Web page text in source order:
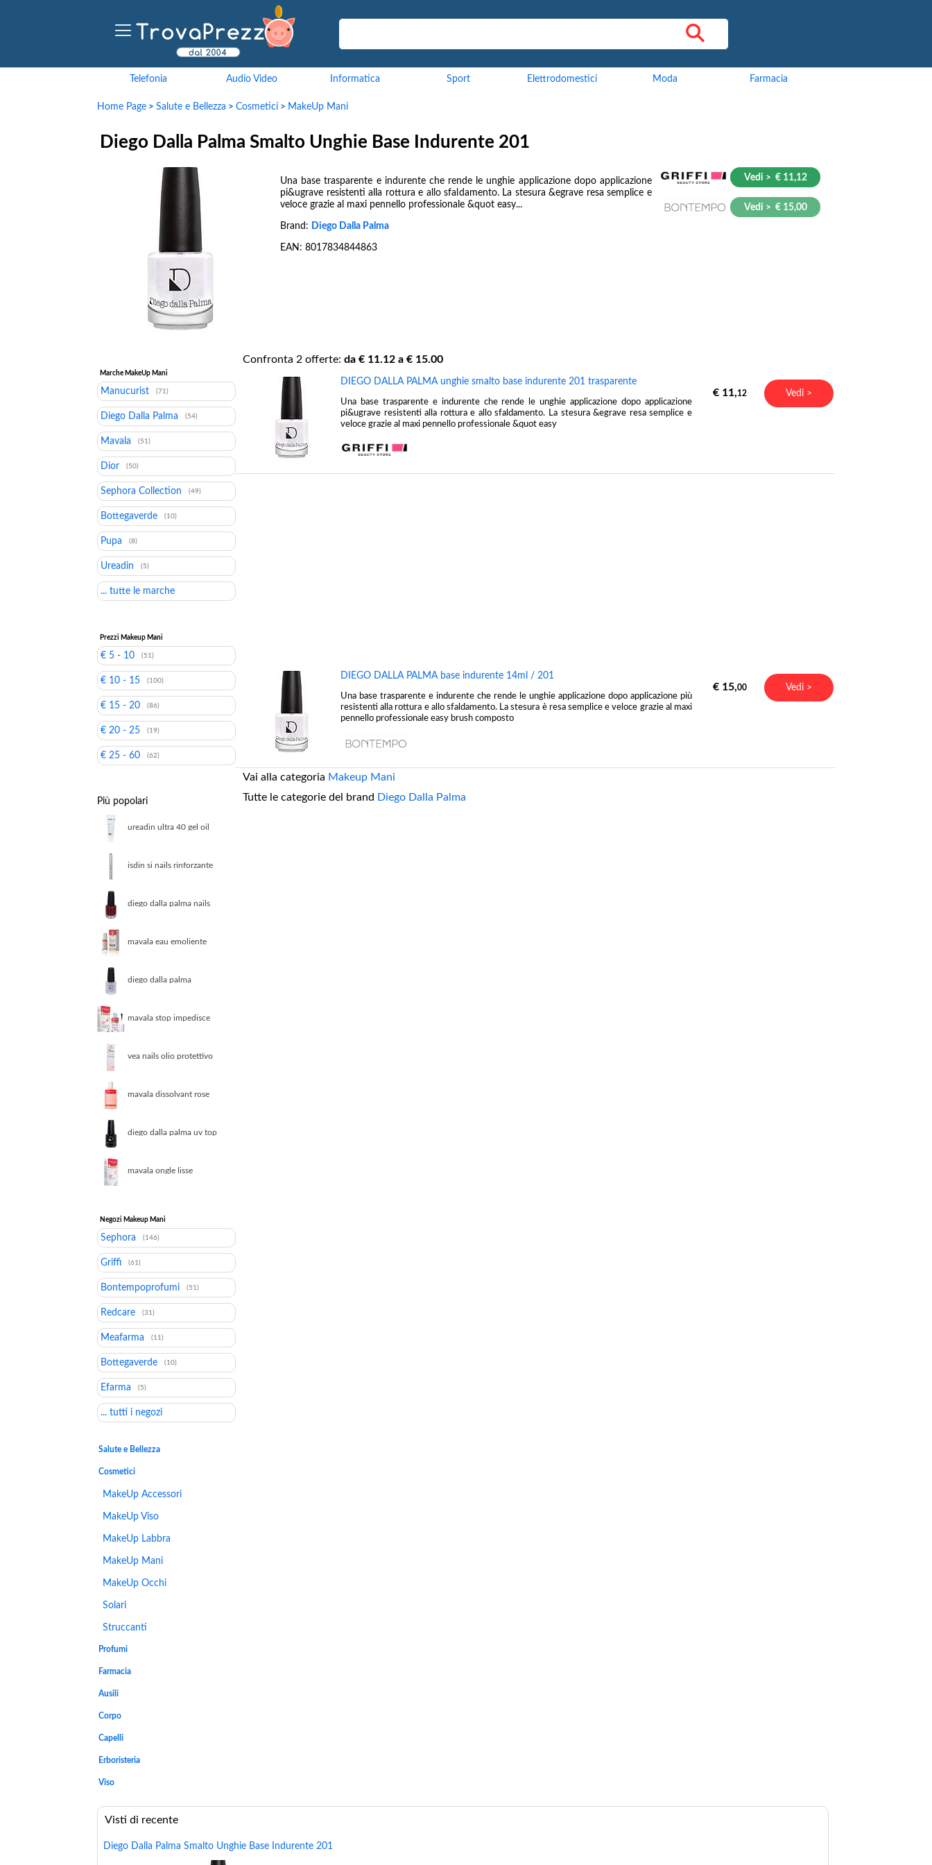
Telefonia Audio Video Informatica Sport Elettrodomestici Moda Farmacia
Home Page > Salute e Bellezza > Cosmetici > MakeUp Mani
Diego Dalla Palma Smalto Unghie Base Indurente 201
Una base trasparente e indurente che rende le unghie applicazione dopo applicazione
pi&ugrave resistenti alla rottura e allo sfaldamento. La stesura &egrave resa semplice e
veloce grazie al maxi pennello professionale &quot easy...
Brand: Diego Dalla Palma
EAN: 8017834844863
Vedi > € 11,12
Vedi > € 15,00
Marche MakeUp Mani
Manucurist (71)
Diego Dalla Palma (54)
Mavala (51)
Dior (50)
Sephora Collection (49)
Bottegaverde (10)
Pupa (8)
Ureadin (5)
... tutte le marche
Prezzi Makeup Mani
€ 5 - 10 (51)
€ 10 - 15 (100)
€ 15 - 20 (86)
€ 20 - 25 (19)
€ 25 - 60 (62)
Più popolari
ureadin ultra 40 gel oil
isdin si nails rinforzante
diego dalla palma nails
mavala eau emoliente
diego dalla palma
mavala stop impedisce
vea nails olio protettivo
mavala dissolvant rose
diego dalla palma uv top
mavala ongle lisse
Negozi Makeup Mani
Sephora (146)
Griffi (61)
Bontempoprofumi (51)
Redcare (31)
Meafarma (11)
Bottegaverde (10)
Efarma (5)
... tutti i negozi
Salute e Bellezza
Cosmetici
MakeUp Accessori
MakeUp Viso
MakeUp Labbra
MakeUp Mani
MakeUp Occhi
Solari
Struccanti
Profumi
Farmacia
Ausili
Corpo
Capelli
Erboristeria
Viso
Confronta 2 offerte: da € 11.12 a € 15.00
DIEGO DALLA PALMA unghie smalto base indurente 201 trasparente
Una base trasparente e indurente che rende le unghie applicazione dopo applicazione
pi&ugrave resistenti alla rottura e allo sfaldamento. La stesura &egrave resa semplice e
veloce grazie al maxi pennello professionale &quot easy
€ 11,12 Vedi >
DIEGO DALLA PALMA base indurente 14ml / 201
Una base trasparente e indurente che rende le unghie applicazione dopo applicazione più
resistenti alla rottura e allo sfaldamento. La stesura è resa semplice e veloce grazie al maxi
pennello professionale easy brush composto
€ 15,00 Vedi >
Vai alla categoria Makeup Mani
Tutte le categorie del brand Diego Dalla Palma
Visti di recente
Diego Dalla Palma Smalto Unghie Base Indurente 201